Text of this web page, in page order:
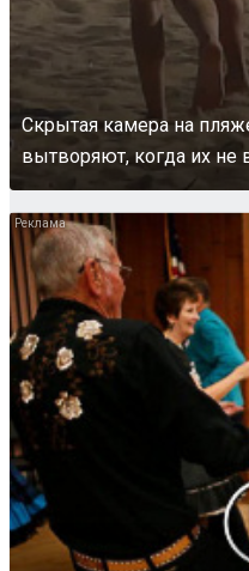
Скрытая камера на
вытворяют, когда их не